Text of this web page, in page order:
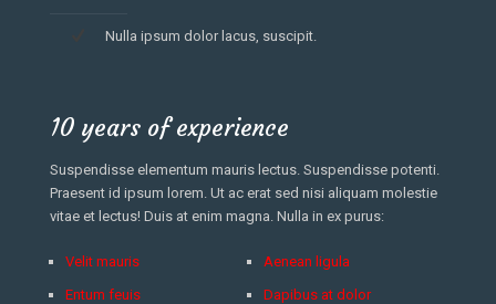
Nulla ipsum dolor lacus, suscipit.
10 years of experience
Suspendisse elementum mauris lectus. Suspendisse potenti.
Praesent id ipsum lorem. Ut ac erat sed nisi aliquam molestie
vitae et lectus! Duis at enim magna. Nulla in ex purus:
Velit mauris
Entum feuis
Aenean ligula
Dapibus at dolor